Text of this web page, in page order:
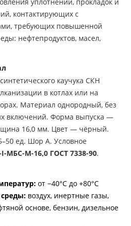
контактирующих с
требующих повышенной
нефтепродуктов, масел,
каучука СКН
в котлах или на
Материал однородный, без
включений. Форма выпуска —
16,0 мм. Цвет — чёрный.
ед. Шор А. Условное
МБС-М-16,0 ГОСТ 7338-90.
от −40°С до +80°С
воздух, инертные газы,
основе, бензин, дизельное